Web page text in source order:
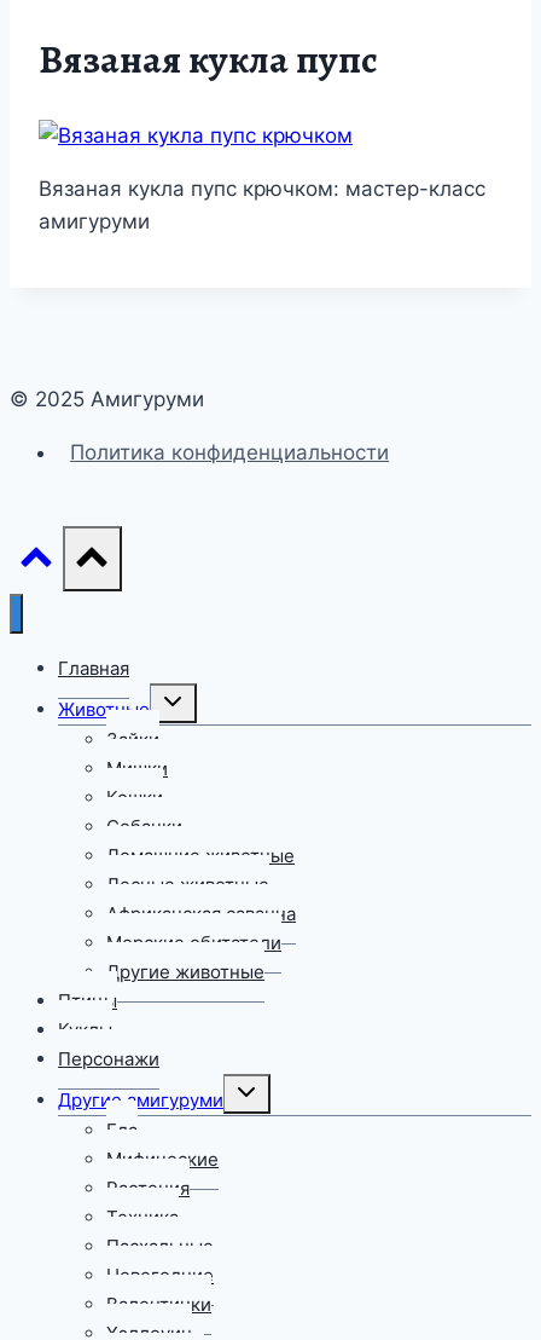
Вязаная кукла пупс
Вязаная кукла пупс крючком: мастер-класс
амигуруми
© 2025 Амигуруми
Политика конфиденциальности
Главная
Животные
Переключить
меню
Зайки
Мишки
Кошки
Собачки
Домашние животные
Лесные животные
Африканская саванна
Морские обитатели
Другие животные
Птицы
Куклы
Персонажи
Другие амигуруми
Переключить
меню
Еда
Мифические
Растения
Техника
Пасхальные
Новогодние
Валентинки
Хэллоуин